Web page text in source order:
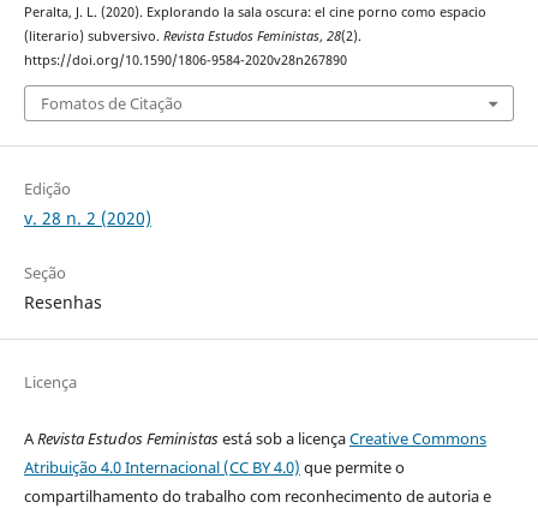
Peralta, J. L. (2020). Explorando la sala oscura: el cine porno como espacio
(literario) subversivo. Revista Estudos Feministas, 28(2).
https://doi.org/10.1590/1806-9584-2020v28n267890
Fomatos de Citação
Edição
v. 28 n. 2 (2020)
Seção
Resenhas
Licença
ARevista Estudos Feministasestá sob a licençaCreative Commons
Atribuição 4.0 Internacional (CC BY 4.0) que permite o
compartilhamento do trabalho com reconhecimento de autoria e